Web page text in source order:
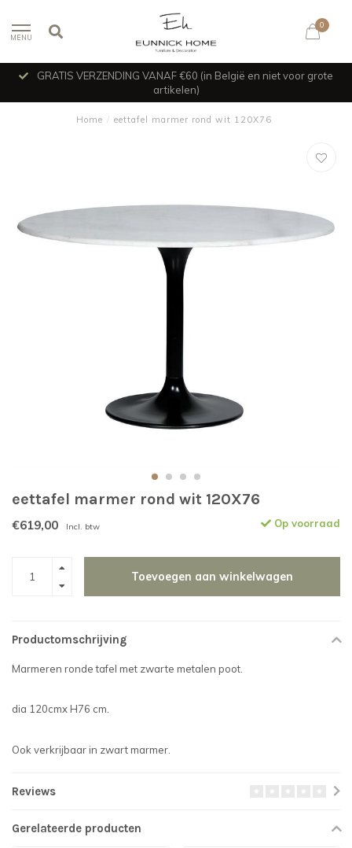
MENU
0
GRATIS VERZENDING VANAF €60 (in België en niet voor grote
artikelen)
Home / eettafel marmer rond wit 120X76
eettafel marmer rond wit 120X76
€619,00 Incl. btw Op voorraad
Toevoegen aan winkelwagen
Productomschrijving
Marmeren ronde tafel met zwarte metalen poot.
dia 120cmx H76 cm.
Ook verkrijbaar in zwart marmer.
Reviews
Gerelateerde producten